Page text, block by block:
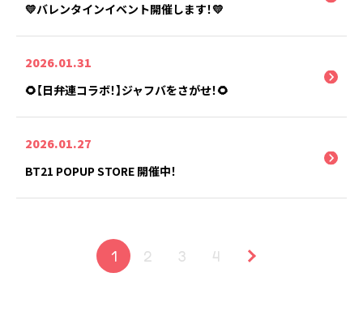
💛バレンタインイベント開催します！💛
2026.01.31
🌻【日弁連コラボ！】ジャフバをさがせ！🌻
2026.01.27
BT21 POPUP STORE 開催中！
1 2 3 4